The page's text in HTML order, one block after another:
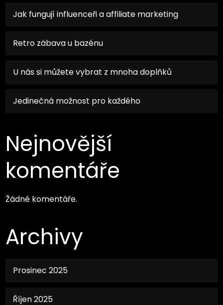
Jak fungují influenceři a affiliate marketing
Retro zábava u bazénu
U nás si můžete vybrat z mnoha doplňků
Jedinečná možnost pro každého
Nejnovější
komentáře
Žádné komentáře.
Archivy
Prosinec 2025
Říjen 2025